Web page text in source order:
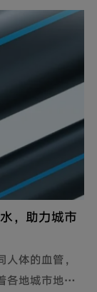
，助力城市
体的血管，
各地城市地下